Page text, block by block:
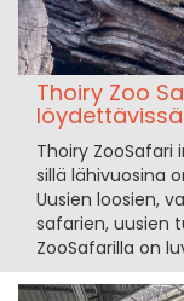
Thoiry Zoo
Thoiry ZooSafari
sillä lähivuosina
Uusien loosien,
safarien, uusien
ZooSafarilla on